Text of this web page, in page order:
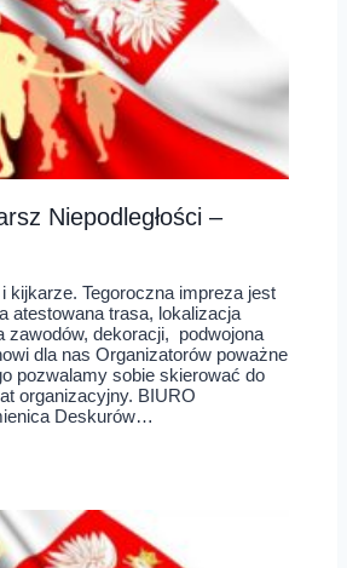
Niepodległości –
kijkarze. Tegoroczna impreza jest
atestowana trasa, lokalizacja
zawodów, dekoracji, podwojona
dla nas Organizatorów poważne
pozwalamy sobie skierować do
organizacyjny. BIURO
Deskurów…